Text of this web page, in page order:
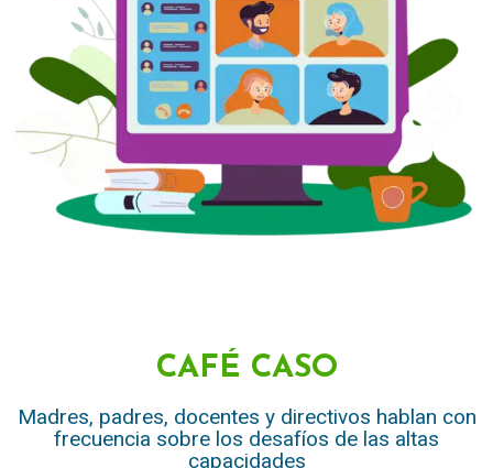
CAFÉ CASO
Madres, padres, docentes y directivos hablan con
frecuencia sobre los desafíos de las altas
capacidades